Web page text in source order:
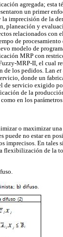
agregada; esta
un primer
imprecisión de la
planeación y
relacionados con
de
modelo de
MRP con
MRP-II, el cual
de los pedidos. Lan et
donde un
de servicio exigido
de la
en los
o maximizar
puede no estar en
En tales
flexibilización de la